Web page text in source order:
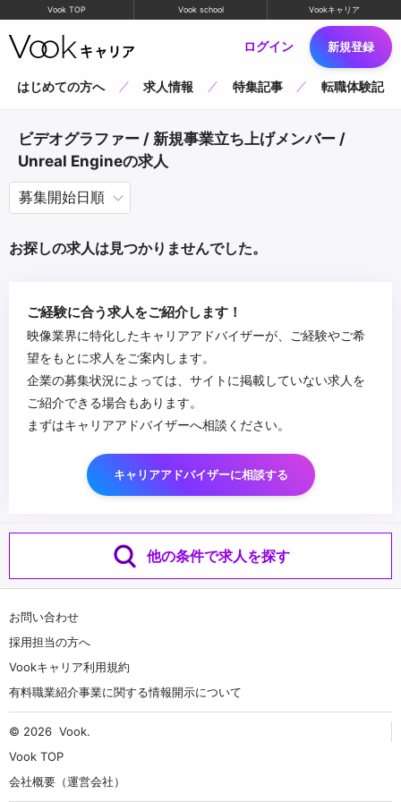
Vook TOP Vook school Vookキャリア
ログイン 新規登録
はじめての方へ 求人情報 特集記事 転職体験記
ビデオグラファー / 新規事業立ち上げメンバー /
Unreal Engineの求人
お探しの求人は見つかりませんでした。
ご経験に合う求人をご紹介します！
映像業界に特化したキャリアアドバイザーが、ご経験やご希
望をもとに求人をご案内します。
企業の募集状況によっては、サイトに掲載していない求人を
ご紹介できる場合もあります。
まずはキャリアアドバイザーへ相談ください。
キャリアアドバイザーに相談する
他の条件で求人を探す
お問い合わせ
採用担当の方へ
Vookキャリア利用規約
有料職業紹介事業に関する情報開示について
© 2026 Vook.
Vook TOP
会社概要（運営会社）